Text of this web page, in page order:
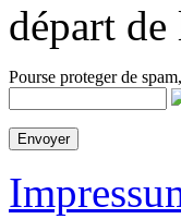
départ de
Pourse proteger de